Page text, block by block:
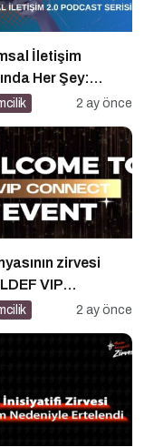
İletişim
Her Şey:
İletişim 2.0
2 ay önce
zirvesi
VIP
buluştu2 ay önce